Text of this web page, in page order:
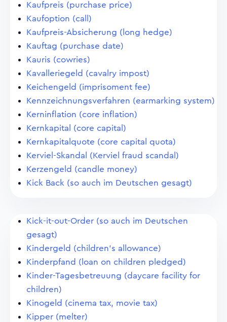
Kaufpreis (purchase price)
Kaufoption (call)
Kaufpreis-Absicherung (long hedge)
Kauftag (purchase date)
Kauris (cowries)
Kavalleriegeld (cavalry impost)
Keichengeld (imprisoment fee)
Kennzeichnungsverfahren (earmarking system)
Kerninflation (core inflation)
Kernkapital (core capital)
Kernkapitalquote (core capital quota)
Kerviel-Skandal (Kerviel fraud scandal)
Kerzengeld (candle money)
Kick Back (so auch im Deutschen gesagt)
Kick-it-out-Order (so auch im Deutschen
gesagt)
Kindergeld (children's allowance)
Kinderpfand (loan on children pledged)
Kinder-Tagesbetreuung (daycare facility for
children)
Kinogeld (cinema tax, movie tax)
Kipper (melter)